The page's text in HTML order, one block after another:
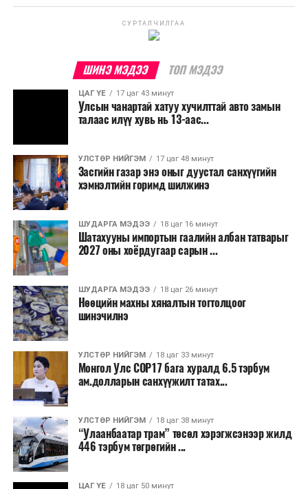
УЛААНБААТАР ХОТ ОРЧМООР:
үүлтэй. Бороо орохгүй. Салхи баруун
хойноос секундэд 4-9 метр. 27-29 хэм
дулаан байна.
БАГАНУУР ОРЧМООР:Багавтар үүлтэй.
Бороо орохгүй. Салхи баруун хойноос
байна.
ТЭРЭЛЖ ОРЧМООР:Багавтар үүлтэй.
Бороо орохгүй. Салхи баруун хойноос
секундэд 4-9 метр. 25-27 хэм дулаан
байна.
2026 оны наймдугаар сарын 07-ноос
2026 оны наймдугаар сарын 11-нийг хүртэлх
цаг агаарын урьдчилсан төлөв
Наймдугаар сарын 7-нд баруун болон төвийн
аймгуудын нутгийн хойд хэсгээр, 8-нд баруун
аймгуудын нутгийн хойд хэсэг, төвийн
аймгуудын нутгийн зарим газраар, 9-нд баруун
аймгуудын нутгийн зүүн, говийн аймгуудын
нутгийн хойд, зүүн аймгуудын нутгийн баруун
хэсэг, төвийн аймгуудын ихэнх нутгаар, 10-нд
төв, зүүн, говийн аймгуудын ихэнх нутгаар
бороо, дуу цахилгаантай аадар бороо орно. Салхи
ихэнх хугацаанд секундэд 5-10 метр, 9-нд
СУРТАЛЧИЛГАА
ШИНЭ МЭДЭЭ ТОП МЭДЭЭ
ЦАГ ҮЕ 17 цаг 43 минут
Улсын чанартай хатуу хучилттай авто замын
талаас илүү хувь нь 13-аас...
УЛСТӨР НИЙГЭМ 17 цаг 48 минут
Засгийн газар энэ оныг дуустал санхүүгийн
хэмнэлтийн горимд шилжинэ
ШУДАРГА МЭДЭЭ 18 цаг 16 минут
Шатахууны импортын гаалийн албан татварыг
2027 оны хоёрдугаар сарын ...
ШУДАРГА МЭДЭЭ 18 цаг 26 минут
Нөөцийн махны хяналтын тогтолцоог
шинэчилнэ
УЛСТӨР НИЙГЭМ 18 цаг 33 минут
Монгол Улс COP17 бага хуралд 6.5 тэрбум
ам.долларын санхүүжилт татах...
УЛСТӨР НИЙГЭМ 18 цаг 38 минут
“Улаанбаатар трам” төсөл хэрэгжсэнээр жилд
446 тэрбум төгрөгийн ...
ЦАГ ҮЕ 18 цаг 50 минут